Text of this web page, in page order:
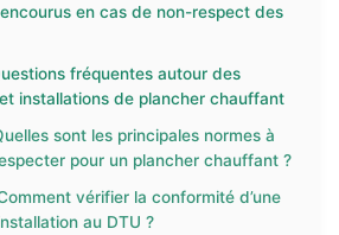
en cas de non-respect des
fréquentes autour des
installations de plancher chauffant
sont les principales normes à
pour un plancher chauffant ?
vérifier la conformité d’une
au DTU ?